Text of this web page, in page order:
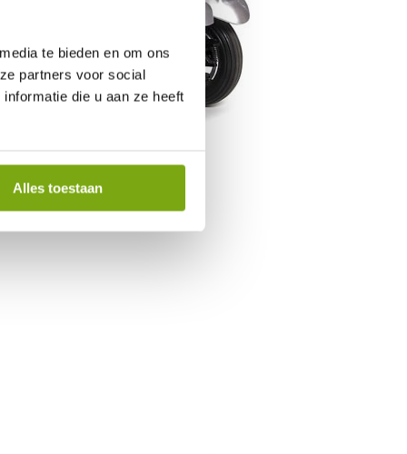
te bieden en om ons
partners voor social
die u aan ze heeft
Alles toestaan